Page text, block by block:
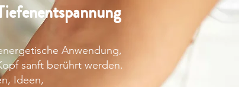
Anwendung,
sanft berührt werden.
Ideen,